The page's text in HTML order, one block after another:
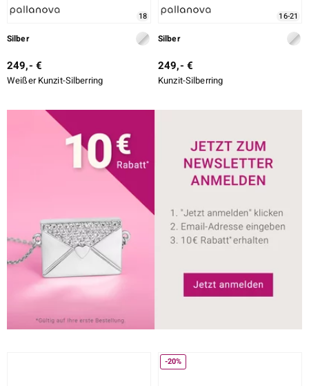
18
Silber
249,- €
Weißer Kunzit-Silberring
16-21
Silber
249,- €
Kunzit-Silberring
-20%